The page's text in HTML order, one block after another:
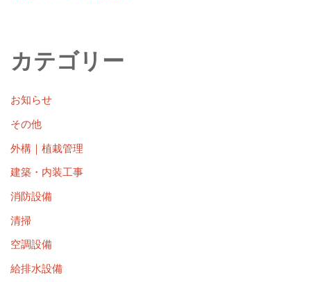
カテゴリー
お知らせ
その他
外構｜植栽管理
建築・内装工事
消防設備
清掃
空調設備
給排水設備